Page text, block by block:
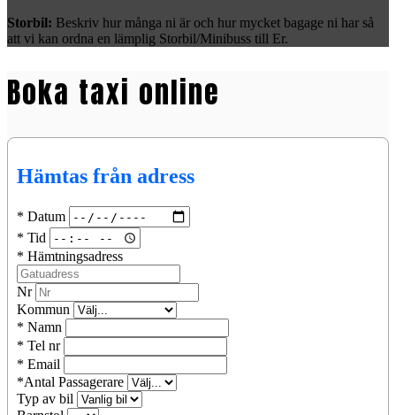
Storbil: Beskriv hur många ni är och hur mycket bagage ni har så
att vi kan ordna en lämplig Storbil/Minibuss till Er.
Boka taxi online
Hämtas från adress
* Datum
* Tid
* Hämtningsadress
Nr
Kommun
* Namn
* Tel nr
* Email
*Antal Passagerare
Typ av bil